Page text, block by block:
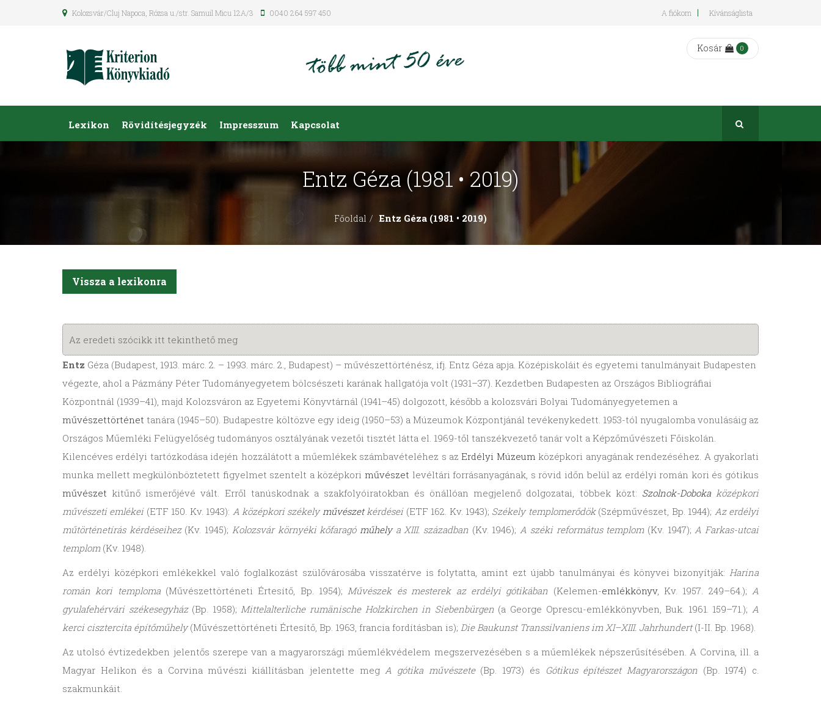
Kolozsvár/Cluj Napoca, Rózsa u./str. Samuil Micu 12A/3 0040 264 597 450 A fiókom Kívánságlista
Kosár 0
Lexikon Rövidítésjegyzék Impresszum Kapcsolat
Entz Géza (1981 • 2019)
Főoldal Entz Géza (1981 • 2019)
Vissza a lexikonra
Az eredeti szócikk itt tekinthető meg
Entz Géza (Budapest, 1913. márc. 2. – 1993. márc. 2., Budapest) – művészettörténész, ifj. Entz Géza apja. Középiskoláit és egyetemi tanulmányait Budapesten
végezte, ahol a Pázmány Péter Tudományegyetem bölcsészeti karának hallgatója volt (1931–37). Kezdetben Budapesten az Országos Bibliográfiai
Központnál (1939–41), majd Kolozsváron az Egyetemi Könyvtárnál (1941–45) dolgozott, később a kolozsvári Bolyai Tudományegyetemen a
művészettörténet tanára (1945–50). Budapestre költözve egy ideig (1950–53) a Múzeumok Központjánál tevékenykedett. 1953-tól nyugalomba vonulásáig az
Országos Műemléki Felügyelőség tudományos osztályának vezetői tisztét látta el. 1969-től tanszékvezető tanár volt a Képzőművészeti Főiskolán.
Kilencéves erdélyi tartózkodása idején hozzálátott a műemlékek számbavételéhez s az Erdélyi Múzeum középkori anyagának rendezéséhez. A gyakorlati
munka mellett megkülönböztetett figyelmet szentelt a középkori művészet levéltári forrásanyagának, s rövid időn belül az erdélyi román kori és gótikus
művészet kitűnő ismerőjévé vált. Erről tanúskodnak a szakfolyóiratokban és önállóan megjelenő dolgozatai, többek közt: Szolnok-Dobokaközépkori
művészeti emlékei(ETF 150. Kv. 1943): A középkori székelyművészetkérdései(ETF 162. Kv. 1943); Székely templomerődök(Szépművészet, Bp. 1944); Az erdélyi
műtörténetírás kérdéseihez(Kv. 1945); Kolozsvár környéki kőfaragó műhelya XIII. században (Kv. 1946);A széki református templom (Kv. 1947);A Farkas-utcai
templom (Kv. 1948).
Az erdélyi középkori emlékekkel való foglalkozást szülővárosába visszatérve is folytatta, amint ezt újabb tanulmányai és könyvei bizonyítják: Harina
román kori temploma(Művészettörténeti Értesítő, Bp. 1954);Művészek és mesterek az erdélyi gótikában (Kelemen-emlékkönyv, Kv. 1957. 249–64.);A
gyulafehérvári székesegyház(Bp. 1958);Mittelalterliche rumänische Holzkirchen in Siebenbürgen(a George Oprescu-emlékkönyvben, Buk. 1961. 159–71.);A
kerci cisztercita építőműhely(Művészettörténeti Értesítő, Bp. 1963, francia fordításban is); Die Baukunst Transsilvaniens im XI–XIII. Jahrhundert(I-II. Bp. 1968).
Az utolsó évtizedekben jelentős szerepe van a magyarországi műemlékvédelem megszervezésében s a műemlékek népszerűsítésében. A Corvina, ill. a
Magyar Helikon és a Corvina művészi kiállításban jelentette megA gótika művészete(Bp. 1973) és Gótikus építészet Magyarországon(Bp. 1974) c.
szakmunkáit.